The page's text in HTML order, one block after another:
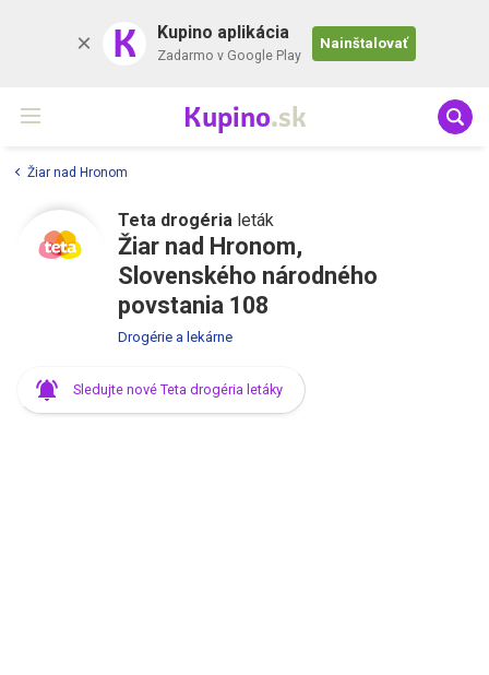
K Kupino aplikácia
Zadarmo v Google Play
Nainštalovať
Kupino.sk
Žiar nad Hronom
Teta drogéria leták
Žiar nad Hronom,
Slovenského národného
povstania 108
Drogérie a lekárne
Sledujte nové Teta drogéria letáky